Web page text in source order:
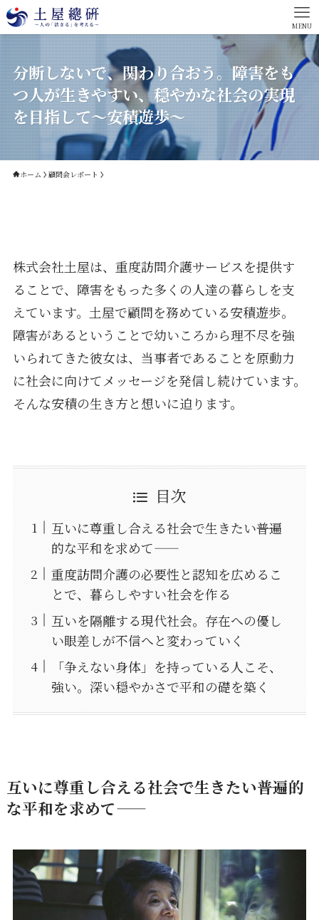
MENU
分断しないで、関わり合おう。障害をも
つ人が生きやすい、穏やかな社会の実現
を目指して〜安積遊歩〜
ホーム 顧問会レポート
株式会社土屋は、重度訪問介護サービスを提供す
ることで、障害をもった多くの人達の暮らしを支
えています。土屋で顧問を務めている安積遊歩。
障害があるということで幼いころから理不尽を強
いられてきた彼女は、当事者であることを原動力
に社会に向けてメッセージを発信し続けています。
そんな安積の生き方と想いに迫ります。
目次
互いに尊重し合える社会で生きたい――普遍
的な平和を求めて――
重度訪問介護の必要性と認知を広めるこ
とで、暮らしやすい社会を作る
互いを隔離する現代社会。存在への優し
い眼差しが不信へと変わっていく
「争えない身体」を持っている人こそ、
強い。深い穏やかさで平和の礎を築く
互いに尊重し合える社会で生きたい――普遍的
な平和を求めて――